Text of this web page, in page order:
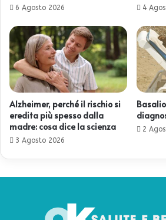
6 Agosto 2026 4
Alzheimer, perché il rischio si
eredita più spesso dalla
madre: cosa dice la scienza
3 Agosto 2026
2